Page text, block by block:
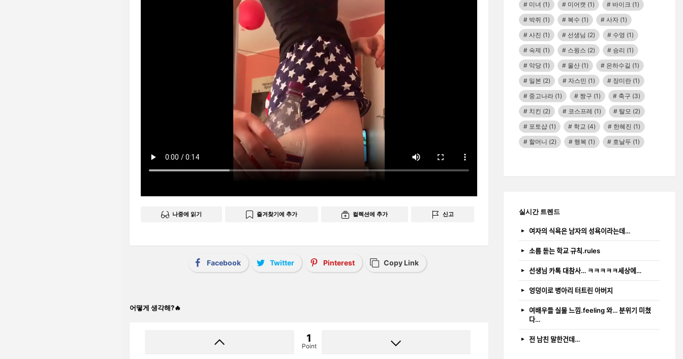
나중에 읽기 즐겨찾기에 추가 컬렉션에 추가 신고
Facebook Twitter Pinterest Copy Link
어떻게 생각해?🔥
1
Point
미녀 (1) 미어캣 (1) 바이크 (1)
박쥐 (1) 복수 (1) 사자 (1)
사진 (1) 선생님 (2) 수영 (1)
숙제 (1) 스윙스 (2) 승리 (1)
악당 (1) 울산 (1) 은하수길 (1)
일본 (2) 자스민 (1) 장미란 (1)
중고나라 (1) 짱구 (1) 축구 (3)
치킨 (2) 코스프레 (1) 탈모 (2)
포토샵 (1) 학교 (4) 한혜진 (1)
할머니 (2) 행복 (1) 호날두 (1)
실시간 트렌드
여자의 식욕은 남자의 성욕이라는데…
소름 돋는 학교 규칙.rules
선생님 카톡 대참사… ㅋㅋㅋㅋㅋ세상에…
엉덩이로 병아리 터트린 아버지
여배우들 실물 느낌.feeling 와… 분위기 미쳤
다…
전 남친 말한건데…